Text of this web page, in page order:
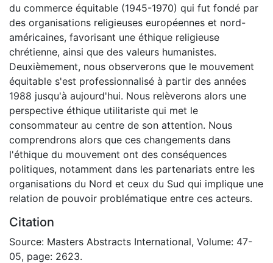
du commerce équitable (1945-1970) qui fut fondé par
des organisations religieuses européennes et nord-
américaines, favorisant une éthique religieuse
chrétienne, ainsi que des valeurs humanistes.
Deuxièmement, nous observerons que le mouvement
équitable s'est professionnalisé à partir des années
1988 jusqu'à aujourd'hui. Nous relèverons alors une
perspective éthique utilitariste qui met le
consommateur au centre de son attention. Nous
comprendrons alors que ces changements dans
l'éthique du mouvement ont des conséquences
politiques, notamment dans les partenariats entre les
organisations du Nord et ceux du Sud qui implique une
relation de pouvoir problématique entre ces acteurs.
Citation
Source: Masters Abstracts International, Volume: 47-
05, page: 2623.